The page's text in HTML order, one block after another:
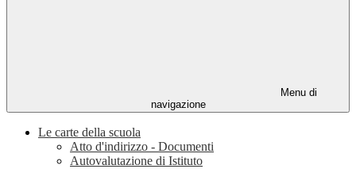
Menu di
navigazione
Le carte della scuola
Atto d'indirizzo - Documenti
Autovalutazione di Istituto